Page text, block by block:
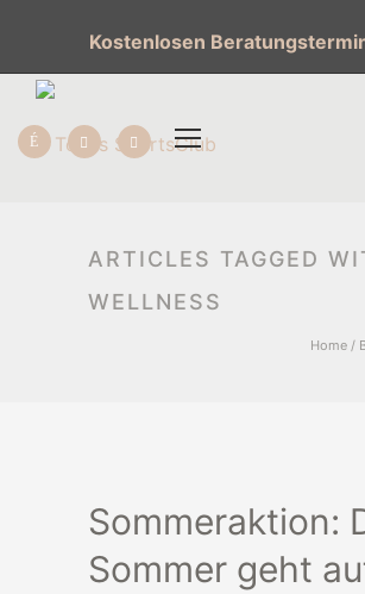
Kostenlosen
ARTICLES TAGGED
WELLNESS
Home /
Sommeraktion:
Sommer geht